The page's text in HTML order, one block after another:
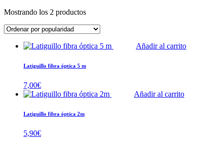
Mostrando los 2 productos
Añadir al carrito
Latiguillo fibra óptica 5 m
7,00€
Añadir al carrito
Latiguillo fibra óptica 2m
5,90€